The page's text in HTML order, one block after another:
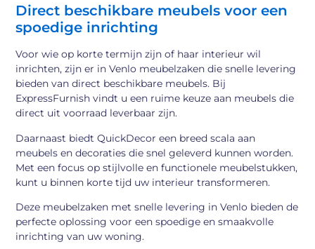
Direct beschikbare meubels voor een
spoedige inrichting
Voor wie op korte termijn zijn of haar interieur wil
inrichten, zijn er in Venlo meubelzaken die snelle levering
bieden van direct beschikbare meubels. Bij
ExpressFurnish vindt u een ruime keuze aan meubels die
direct uit voorraad leverbaar zijn.
Daarnaast biedt QuickDecor een breed scala aan
meubels en decoraties die snel geleverd kunnen worden.
Met een focus op stijlvolle en functionele meubelstukken,
kunt u binnen korte tijd uw interieur transformeren.
Deze meubelzaken met snelle levering in Venlo bieden de
perfecte oplossing voor een spoedige en smaakvolle
inrichting van uw woning.